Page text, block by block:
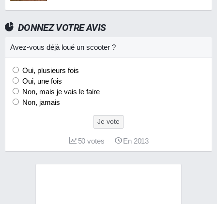
DONNEZ VOTRE AVIS
Avez-vous déjà loué un scooter ?
Oui, plusieurs fois
Oui, une fois
Non, mais je vais le faire
Non, jamais
Je vote
50 votes En 2013